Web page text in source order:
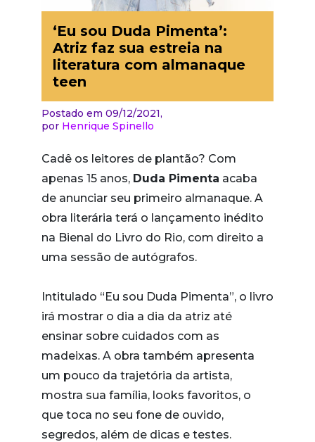
‘Eu sou Duda Pimenta’:
Atriz faz sua estreia na
literatura com almanaque
teen
Postado em 09/12/2021,
por Henrique Spinello
Cadê os leitores de plantão? Com
apenas 15 anos, Duda Pimenta acaba
de anunciar seu primeiro almanaque. A
obra literária terá o lançamento inédito
na Bienal do Livro do Rio, com direito a
uma sessão de autógrafos.
Intitulado “Eu sou Duda Pimenta”, o livro
irá mostrar o dia a dia da atriz até
ensinar sobre cuidados com as
madeixas. A obra também apresenta
um pouco da trajetória da artista,
mostra sua família, looks favoritos, o
que toca no seu fone de ouvido,
segredos, além de dicas e testes.